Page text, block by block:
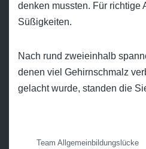
denken mussten. Für richtige
Süßigkeiten.
Nach rund zweieinhalb
denen viel Gehirnschmalz
gelacht wurde, standen die
Team Allgemeinbildungslücke